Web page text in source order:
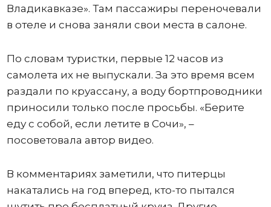
Владикавказе». Там пассажиры переночевали
в отеле и снова заняли свои места в салоне.
По словам туристки, первые 12 часов из
самолета их не выпускали. За это время всем
раздали по круассану, а воду бортпроводники
приносили только после просьбы. «Берите
еду с собой, если летите в Сочи», –
посоветовала автор видео.
В комментариях заметили, что питерцы
накатались на год вперед, кто-то пытался